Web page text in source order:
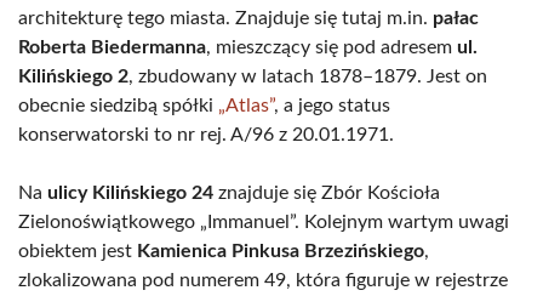
architekturę tego miasta. Znajduje się tutaj m.in. pałac
Roberta Biedermanna, mieszczący się pod adresem ul.
Kilińskiego 2, zbudowany w latach 1878–1879. Jest on
obecnie siedzibą spółki „Atlas”, a jego status
konserwatorski to nr rej. A/96 z 20.01.1971.
Na ulicy Kilińskiego 24 znajduje się Zbór Kościoła
Zielonoświątkowego „Immanuel”. Kolejnym wartym uwagi
obiektem jest Kamienica Pinkusa Brzezińskiego,
zlokalizowana pod numerem 49, która figuruje w rejestrze